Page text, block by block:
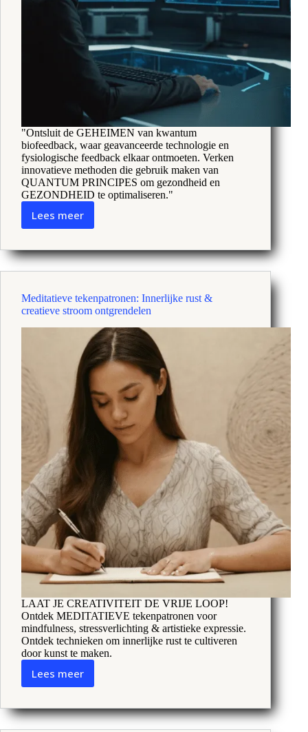
"Ontsluit de GEHEIMEN van kwantum
biofeedback, waar geavanceerde technologie en
fysiologische feedback elkaar ontmoeten. Verken
innovatieve methoden die gebruik maken van
QUANTUM PRINCIPES om gezondheid en
GEZONDHEID te optimaliseren."
Lees meer
Kwantum
Ontgrendeling
van
harmonie
geest
en
lichaam
Meditatieve tekenpatronen: Innerlijke rust &
creatieve stroom ontgrendelen
LAAT JE CREATIVITEIT DE VRIJE LOOP!
Ontdek MEDITATIEVE tekenpatronen voor
mindfulness, stressverlichting & artistieke expressie.
Ontdek technieken om innerlijke rust te cultiveren
door kunst te maken.
Lees meerMeditatieve
Innerlijke
rust